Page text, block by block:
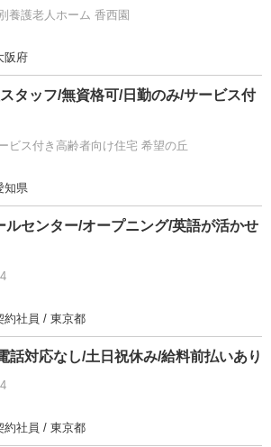
養護老人ホーム 香西園
阪府
タッフ/無資格可/日勤のみ/サービス付
ビス付き高齢者向け住宅 希望の丘
知県
ルセンター/オープニング/英語が活かせ
約社員 / 東京都
話対応なし/土日祝休み/給料前払いあり
約社員 / 東京都